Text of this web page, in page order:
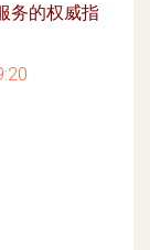
务的权威指